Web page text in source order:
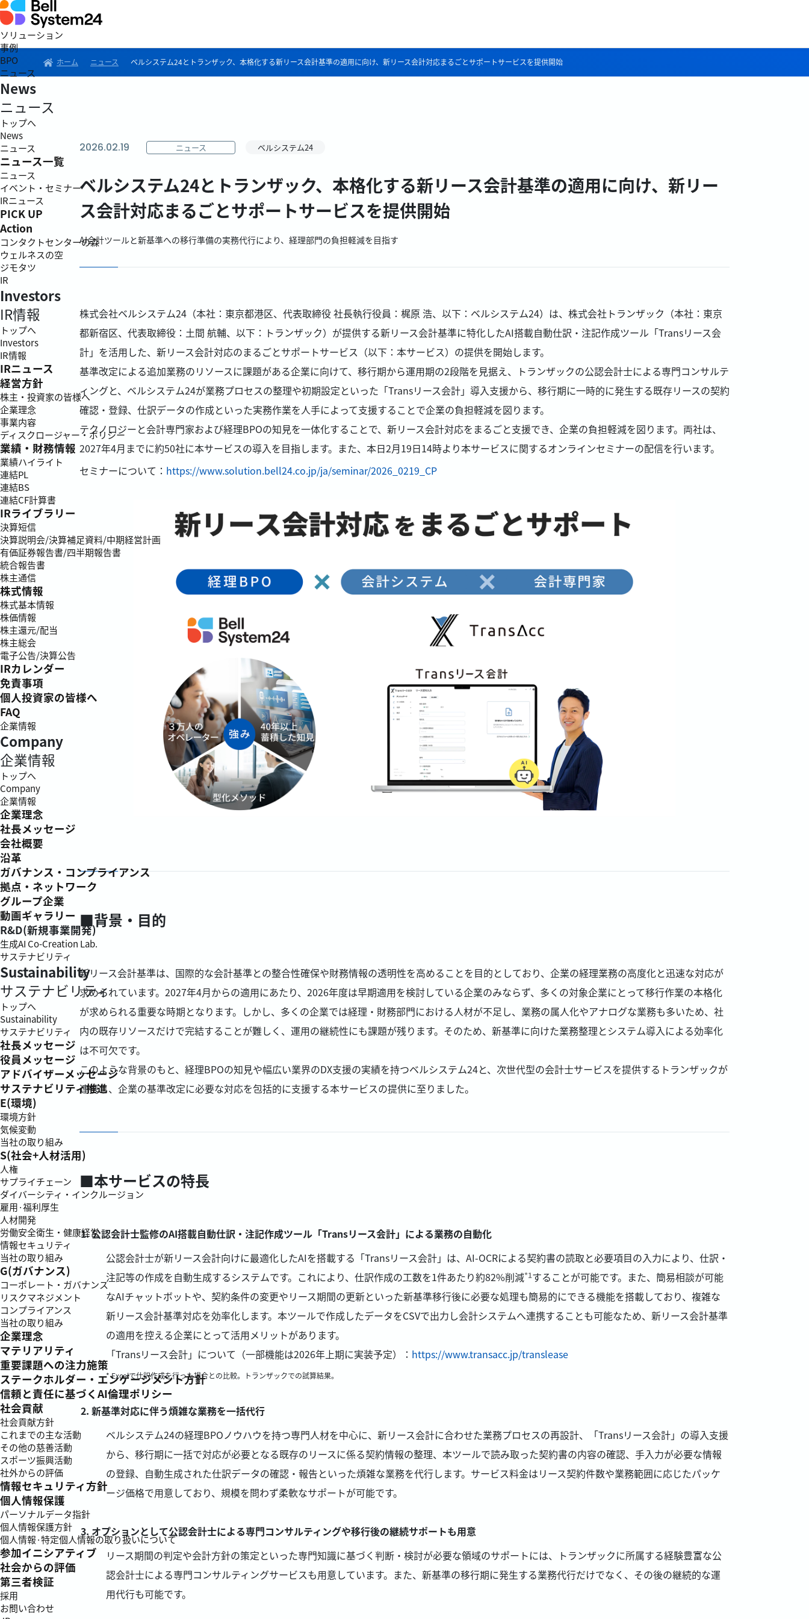
ソリューション
事例
BPO
ニュース
News
ニュース
トップへ
News
ニュース
ニュース一覧
ニュース
イベント・セミナー
IRニュース
PICK UP
Action
コンタクトセンターの森
ウェルネスの空
ジモタツ
IR
Investors
IR情報
トップへ
Investors
IR情報
IRニュース
経営方針
株主・投資家の皆様へ
企業理念
事業内容
ディスクロージャー・ポリシー
業績・財務情報
業績ハイライト
連結PL
連結BS
連結CF計算書
IRライブラリー
決算短信
決算説明会/決算補足資料/中期経営計画
有価証券報告書/四半期報告書
統合報告書
株主通信
株式情報
株式基本情報
株価情報
株主還元/配当
株主総会
電子公告/決算公告
IRカレンダー
免責事項
個人投資家の皆様へ
FAQ
企業情報
Company
企業情報
トップへ
Company
企業情報
企業理念
社長メッセージ
会社概要
沿革
ガバナンス・コンプライアンス
拠点・ネットワーク
グループ企業
動画ギャラリー
R&D(新規事業開発)
生成AI Co-Creation Lab.
サステナビリティ
Sustainability
サステナビリティ
トップへ
Sustainability
サステナビリティ
社長メッセージ
役員メッセージ
アドバイザーメッセージ
サステナビリティ推進
E(環境)
環境方針
気候変動
当社の取り組み
S(社会+人材活用)
人権
サプライチェーン
ダイバーシティ・インクルージョン
雇用·福利厚生
人材開発
労働安全衛生・健康経営
情報セキュリティ
当社の取り組み
G(ガバナンス)
コーポレート・ガバナンス
リスクマネジメント
コンプライアンス
当社の取り組み
企業理念
マテリアリティ
重要課題への注力施策
ステークホルダー・エンゲージメント方針
信頼と責任に基づくAI倫理ポリシー
社会貢献
社会貢献方針
これまでの主な活動
その他の慈善活動
スポーツ振興活動
社外からの評価
情報セキュリティ方針
個人情報保護
パーソナルデータ指針
個人情報保護方針
個人情報·特定個人情報の取り扱いについて
参加イニシアティブ
社会からの評価
第三者検証
採用
お問い合わせ
ホーム ニュース ベルシステム24とトランザック、本格化する新リース会計基準の適用に向け、新リース会計対応まるごとサポートサービスを提供開始
2026.02.19 ニュース ベルシステム24
ベルシステム24とトランザック、本格化する新リース会計基準の適用に向け、新リー
ス会計対応まるごとサポートサービスを提供開始
AI会計ツールと新基準への移行準備の実務代行により、経理部門の負担軽減を目指す
株式会社ベルシステム24（本社：東京都港区、代表取締役 社長執行役員：梶原 浩、以下：ベルシステム24）は、株式会社トランザック（本社：東京
都新宿区、代表取締役：土間 航輔、以下：トランザック）が提供する新リース会計基準に特化したAI搭載自動仕訳・注記作成ツール「Transリース会
計」を活用した、新リース会計対応のまるごとサポートサービス（以下：本サービス）の提供を開始します。
基準改定による追加業務のリソースに課題がある企業に向けて、移行期から運用期の2段階を見据え、トランザックの公認会計士による専門コンサルテ
ィングと、ベルシステム24が業務プロセスの整理や初期設定といった「Transリース会計」導入支援から、移行期に一時的に発生する既存リースの契約
確認・登録、仕訳データの作成といった実務作業を人手によって支援することで企業の負担軽減を図ります。
テクノロジーと会計専門家および経理BPOの知見を一体化することで、新リース会計対応をまるごと支援でき、企業の負担軽減を図ります。両社は、
2027年4月までに約50社に本サービスの導入を目指します。また、本日2月19日14時より本サービスに関するオンラインセミナーの配信を行います。
セミナーについて： https://www.solution.bell24.co.jp/ja/seminar/2026_0219_CP
■背景・目的
新リース会計基準は、国際的な会計基準との整合性確保や財務情報の透明性を高めることを目的としており、企業の経理業務の高度化と迅速な対応が
求められています。2027年4月からの適用にあたり、2026年度は早期適用を検討している企業のみならず、多くの対象企業にとって移行作業の本格化
が求められる重要な時期となります。しかし、多くの企業では経理・財務部門における人材が不足し、業務の属人化やアナログな業務も多いため、社
内の既存リソースだけで完結することが難しく、運用の継続性にも課題が残ります。そのため、新基準に向けた業務整理とシステム導入による効率化
は不可欠です。
このような背景のもと、経理BPOの知見や幅広い業界のDX支援の実績を持つベルシステム24と、次世代型の会計士サービスを提供するトランザックが
連携し、企業の基準改定に必要な対応を包括的に支援する本サービスの提供に至りました。
■本サービスの特長
公認会計士監修のAI搭載自動仕訳・注記作成ツール「Transリース会計」による業務の自動化
公認会計士が新リース会計向けに最適化したAIを搭載する「Transリース会計」は、AI-OCRによる契約書の読取と必要項目の入力により、仕訳・
注記等の作成を自動生成するシステムです。これにより、仕訳作成の工数を1件あたり約82%削減*1することが可能です。また、簡易相談が可能
なAIチャットボットや、契約条件の変更やリース期間の更新といった新基準移行後に必要な処理も簡易的にできる機能を搭載しており、複雑な
新リース会計基準対応を効率化します。本ツールで作成したデータをCSVで出力し会計システムへ連携することも可能なため、新リース会計基準
の適用を控える企業にとって活用メリットがあります。
「Transリース会計」について（一部機能は2026年上期に実装予定）： https://www.transacc.jp/translease
* Excelで仕訳作成を行った場合との比較。トランザックでの試算結果。
新基準対応に伴う煩雑な業務を一括代行
ベルシステム24の経理BPOノウハウを持つ専門人材を中心に、新リース会計に合わせた業務プロセスの再設計、「Transリース会計」の導入支援
から、移行期に一括で対応が必要となる既存のリースに係る契約情報の整理、本ツールで読み取った契約書の内容の確認、手入力が必要な情報
の登録、自動生成された仕訳データの確認・報告といった煩雑な業務を代行します。サービス料金はリース契約件数や業務範囲に応じたパッケ
ージ価格で用意しており、規模を問わず柔軟なサポートが可能です。
オプションとして公認会計士による専門コンサルティングや移行後の継続サポートも用意
リース期間の判定や会計方針の策定といった専門知識に基づく判断・検討が必要な領域のサポートには、トランザックに所属する経験豊富な公
認会計士による専門コンサルティングサービスも用意しています。また、新基準の移行期に発生する業務代行だけでなく、その後の継続的な運
用代行も可能です。